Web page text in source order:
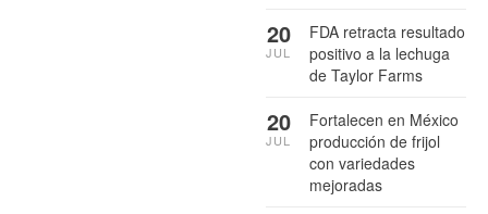
FDA retracta resultado
positivo a la lechuga
de Taylor Farms
20
JUL
Fortalecen en México
producción de frijol
con variedades
mejoradas
20
JUL